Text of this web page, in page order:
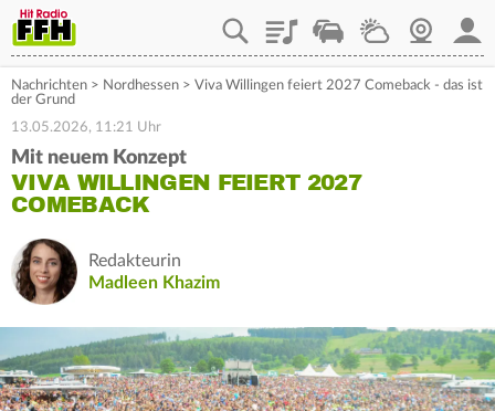
PlaylistStaupilotWetterWebcam
Nachrichten > Nordhessen > Viva Willingen feiert 2027 Comeback - das ist
der Grund
13.05.2026, 11:21 Uhr
Mit neuem Konzept
VIVA WILLINGEN FEIERT 2027
COMEBACK
Redakteurin
Madleen Khazim